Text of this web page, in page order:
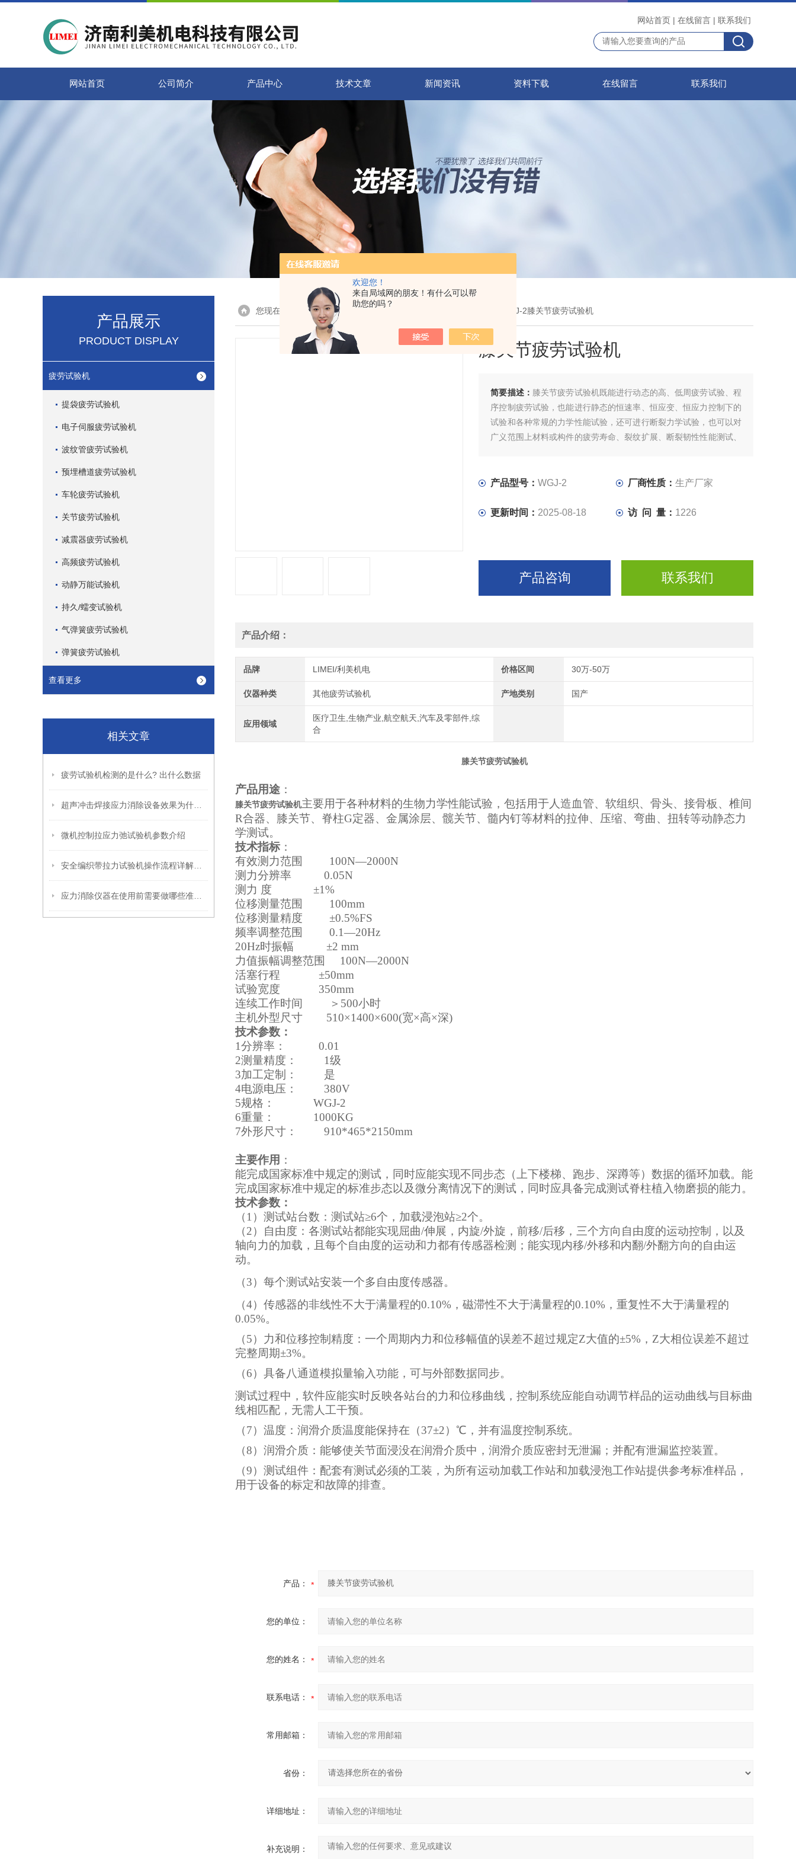
欢迎您！
来自局域网的朋友！有什么可以帮
助您的吗？
网站首页 | 在线留言 | 联系我们
网站首页 公司简介 产品中心 技术文章 新闻资讯 资料下载 在线留言 联系我们
产品展示
PRODUCT DISPLAY
疲劳试验机
提袋疲劳试验机
电子伺服疲劳试验机
波纹管疲劳试验机
预埋槽道疲劳试验机
车轮疲劳试验机
关节疲劳试验机
减震器疲劳试验机
高频疲劳试验机
动静万能试验机
持久/蠕变试验机
气弹簧疲劳试验机
弹簧疲劳试验机
查看更多
相关文章
疲劳试验机检测的是什么? 出什么数据
微机控制拉应力弛试验机参数介绍
您现在的位置：首页> 产品展示 > 疲劳试验机 > WGJ-2膝关节疲劳试验机
膝关节疲劳试验机
简要描述： 膝关节疲劳试验机既能进行动态的高、低周疲劳试验、程
序控制疲劳试验，也能进行静态的恒速率、恒应变、恒应力控制下的
试验和各种常规的力学性能试验，还可进行断裂力学试验，也可以对
广义范围上材料或构件的疲劳寿命、裂纹扩展、断裂韧性性能测试、
设备。
产品型号：WGJ-2 厂商性质：生产厂家
更新时间： 2025-08-18 访 问 量： 1226
产品咨询 联系我们
产品介绍：
品牌 LIMEI/利美机电 价格区间 30万-50万
仪器种类 其他疲劳试验机 产地类别 国产
应用领域
医疗卫生,生物产业,航空航天,汽车及零部件,综
合
膝关节疲劳试验机
产品用途 ：
膝关节疲劳试验机主要用于各种材料的生物力学性能试验，包括用于人造血管、软组织、骨头、接骨板、椎间
R合器、膝关节、脊柱G定器、金属涂层、髋关节、髓内钉等材料的拉伸、压缩、弯曲、扭转等动静态力
学测试。
技术指标 ：
有效测力范围 100N—2000N
测力分辨率 0.05N
测力 度 ±1%
位移测量范围 100mm
位移测量精度 ±0.5%FS
频率调整范围 0.1—20Hz
20Hz时振幅 ±2 mm
力值振幅调整范围 100N—2000N
活塞行程 ±50mm
试验宽度 350mm
连续工作时间 ＞500小时
主机外型尺寸 510×1400×600(宽×高×深)
技术参数：
1分辨率： 0.01
2测量精度： 1级
3加工定制： 是
4电源电压： 380V
5规格： WGJ-2
6重量： 1000KG
7外形尺寸： 910*465*2150mm
主要作用 ：
能完成国家标准中规定的测试，同时应能实现不同步态（上下楼梯、跑步、深蹲等）数据的循环加载。能
完成国家标准中规定的标准步态以及微分离情况下的测试，同时应具备完成测试脊柱植入物磨损的能力。
技术参数：
（1）测试站台数：测试站≥6个，加载浸泡站≥2个。
（2）自由度：各测试站都能实现屈曲/伸展，内旋/外旋，前移/后移，三个方向自由度的运动控制，以及
轴向力的加载，且每个自由度的运动和力都有传感器检测；能实现内移/外移和内翻/外翻方向的自由运
动。
（3）每个测试站安装一个多自由度传感器。
（4）传感器的非线性不大于满量程的0.10%，磁滞性不大于满量程的0.10%，重复性不大于满量程的
0.05%。
（5）力和位移控制精度：一个周期内力和位移幅值的误差不超过规定Z大值的±5%， Z大相位误差不超过
完整周期±3%。
（6）具备八通道模拟量输入功能，可与外部数据同步。
测试过程中，软件应能实时反映各站台的力和位移曲线，控制系统应能自动调节样品的运动曲线与目标曲
线相匹配，无需人工干预。
（7）温度：润滑介质温度能保持在（37±2）℃，并有温度控制系统。
（8）润滑介质：能够使关节面浸没在润滑介质中，润滑介质应密封无泄漏；并配有泄漏监控装置。
（9）测试组件：配套有测试必须的工装，为所有运动加载工作站和加载浸泡工作站提供参考标准样品，
用于设备的标定和故障的排查。
产品：
您的单位：
您的姓名：
联系电话：
常用邮箱：
省份：
详细地址：
补充说明：